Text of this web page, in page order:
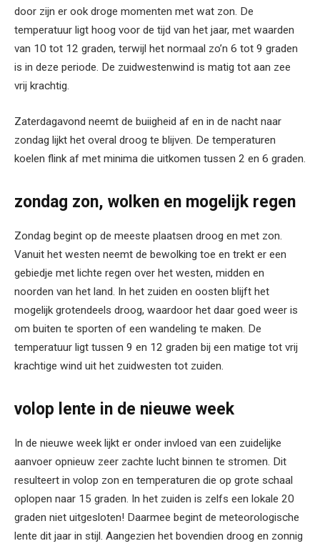
door zijn er ook droge momenten met wat zon. De
temperatuur ligt hoog voor de tijd van het jaar, met waarden
van 10 tot 12 graden, terwijl het normaal zo’n 6 tot 9 graden
is in deze periode. De zuidwestenwind is matig tot aan zee
vrij krachtig.
Zaterdagavond neemt de buiigheid af en in de nacht naar
zondag lijkt het overal droog te blijven. De temperaturen
koelen flink af met minima die uitkomen tussen 2 en 6 graden.
zondag zon, wolken en mogelijk regen
Zondag begint op de meeste plaatsen droog en met zon.
Vanuit het westen neemt de bewolking toe en trekt er een
gebiedje met lichte regen over het westen, midden en
noorden van het land. In het zuiden en oosten blijft het
mogelijk grotendeels droog, waardoor het daar goed weer is
om buiten te sporten of een wandeling te maken. De
temperatuur ligt tussen 9 en 12 graden bij een matige tot vrij
krachtige wind uit het zuidwesten tot zuiden.
volop lente in de nieuwe week
In de nieuwe week lijkt er onder invloed van een zuidelijke
aanvoer opnieuw zeer zachte lucht binnen te stromen. Dit
resulteert in volop zon en temperaturen die op grote schaal
oplopen naar 15 graden. In het zuiden is zelfs een lokale 20
graden niet uitgesloten! Daarmee begint de meteorologische
lente dit jaar in stijl. Aangezien het bovendien droog en zonnig